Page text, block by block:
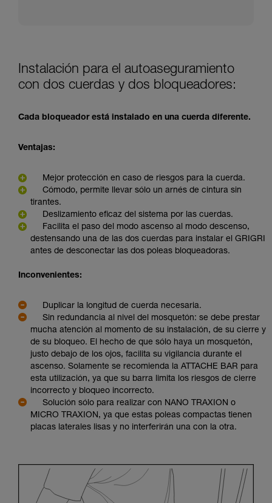
Instalación para el autoaseguramiento
con dos cuerdas y dos bloqueadores:
Cada bloqueador está instalado en una cuerda diferente.
Ventajas:
Mejor protección en caso de riesgos para la cuerda.
Cómodo, permite llevar sólo un arnés de cintura sin
tirantes.
Deslizamiento eficaz del sistema por las cuerdas.
Facilita el paso del modo ascenso al modo descenso,
destensando una de las dos cuerdas para instalar el GRIGRI
antes de desconectar las dos poleas bloqueadoras.
Inconvenientes:
Duplicar la longitud de cuerda necesaria.
Sin redundancia al nivel del mosquetón: se debe prestar
mucha atención al momento de su instalación, de su cierre y
de su bloqueo. El hecho de que sólo haya un mosquetón,
justo debajo de los ojos, facilita su vigilancia durante el
ascenso. Solamente se recomienda la ATTACHE BAR para
esta utilización, ya que su barra limita los riesgos de cierre
incorrecto y bloqueo incorrecto.
Solución sólo para realizar con NANO TRAXION o
MICRO TRAXION, ya que estas poleas compactas tienen
placas laterales lisas y no interferirán una con la otra.